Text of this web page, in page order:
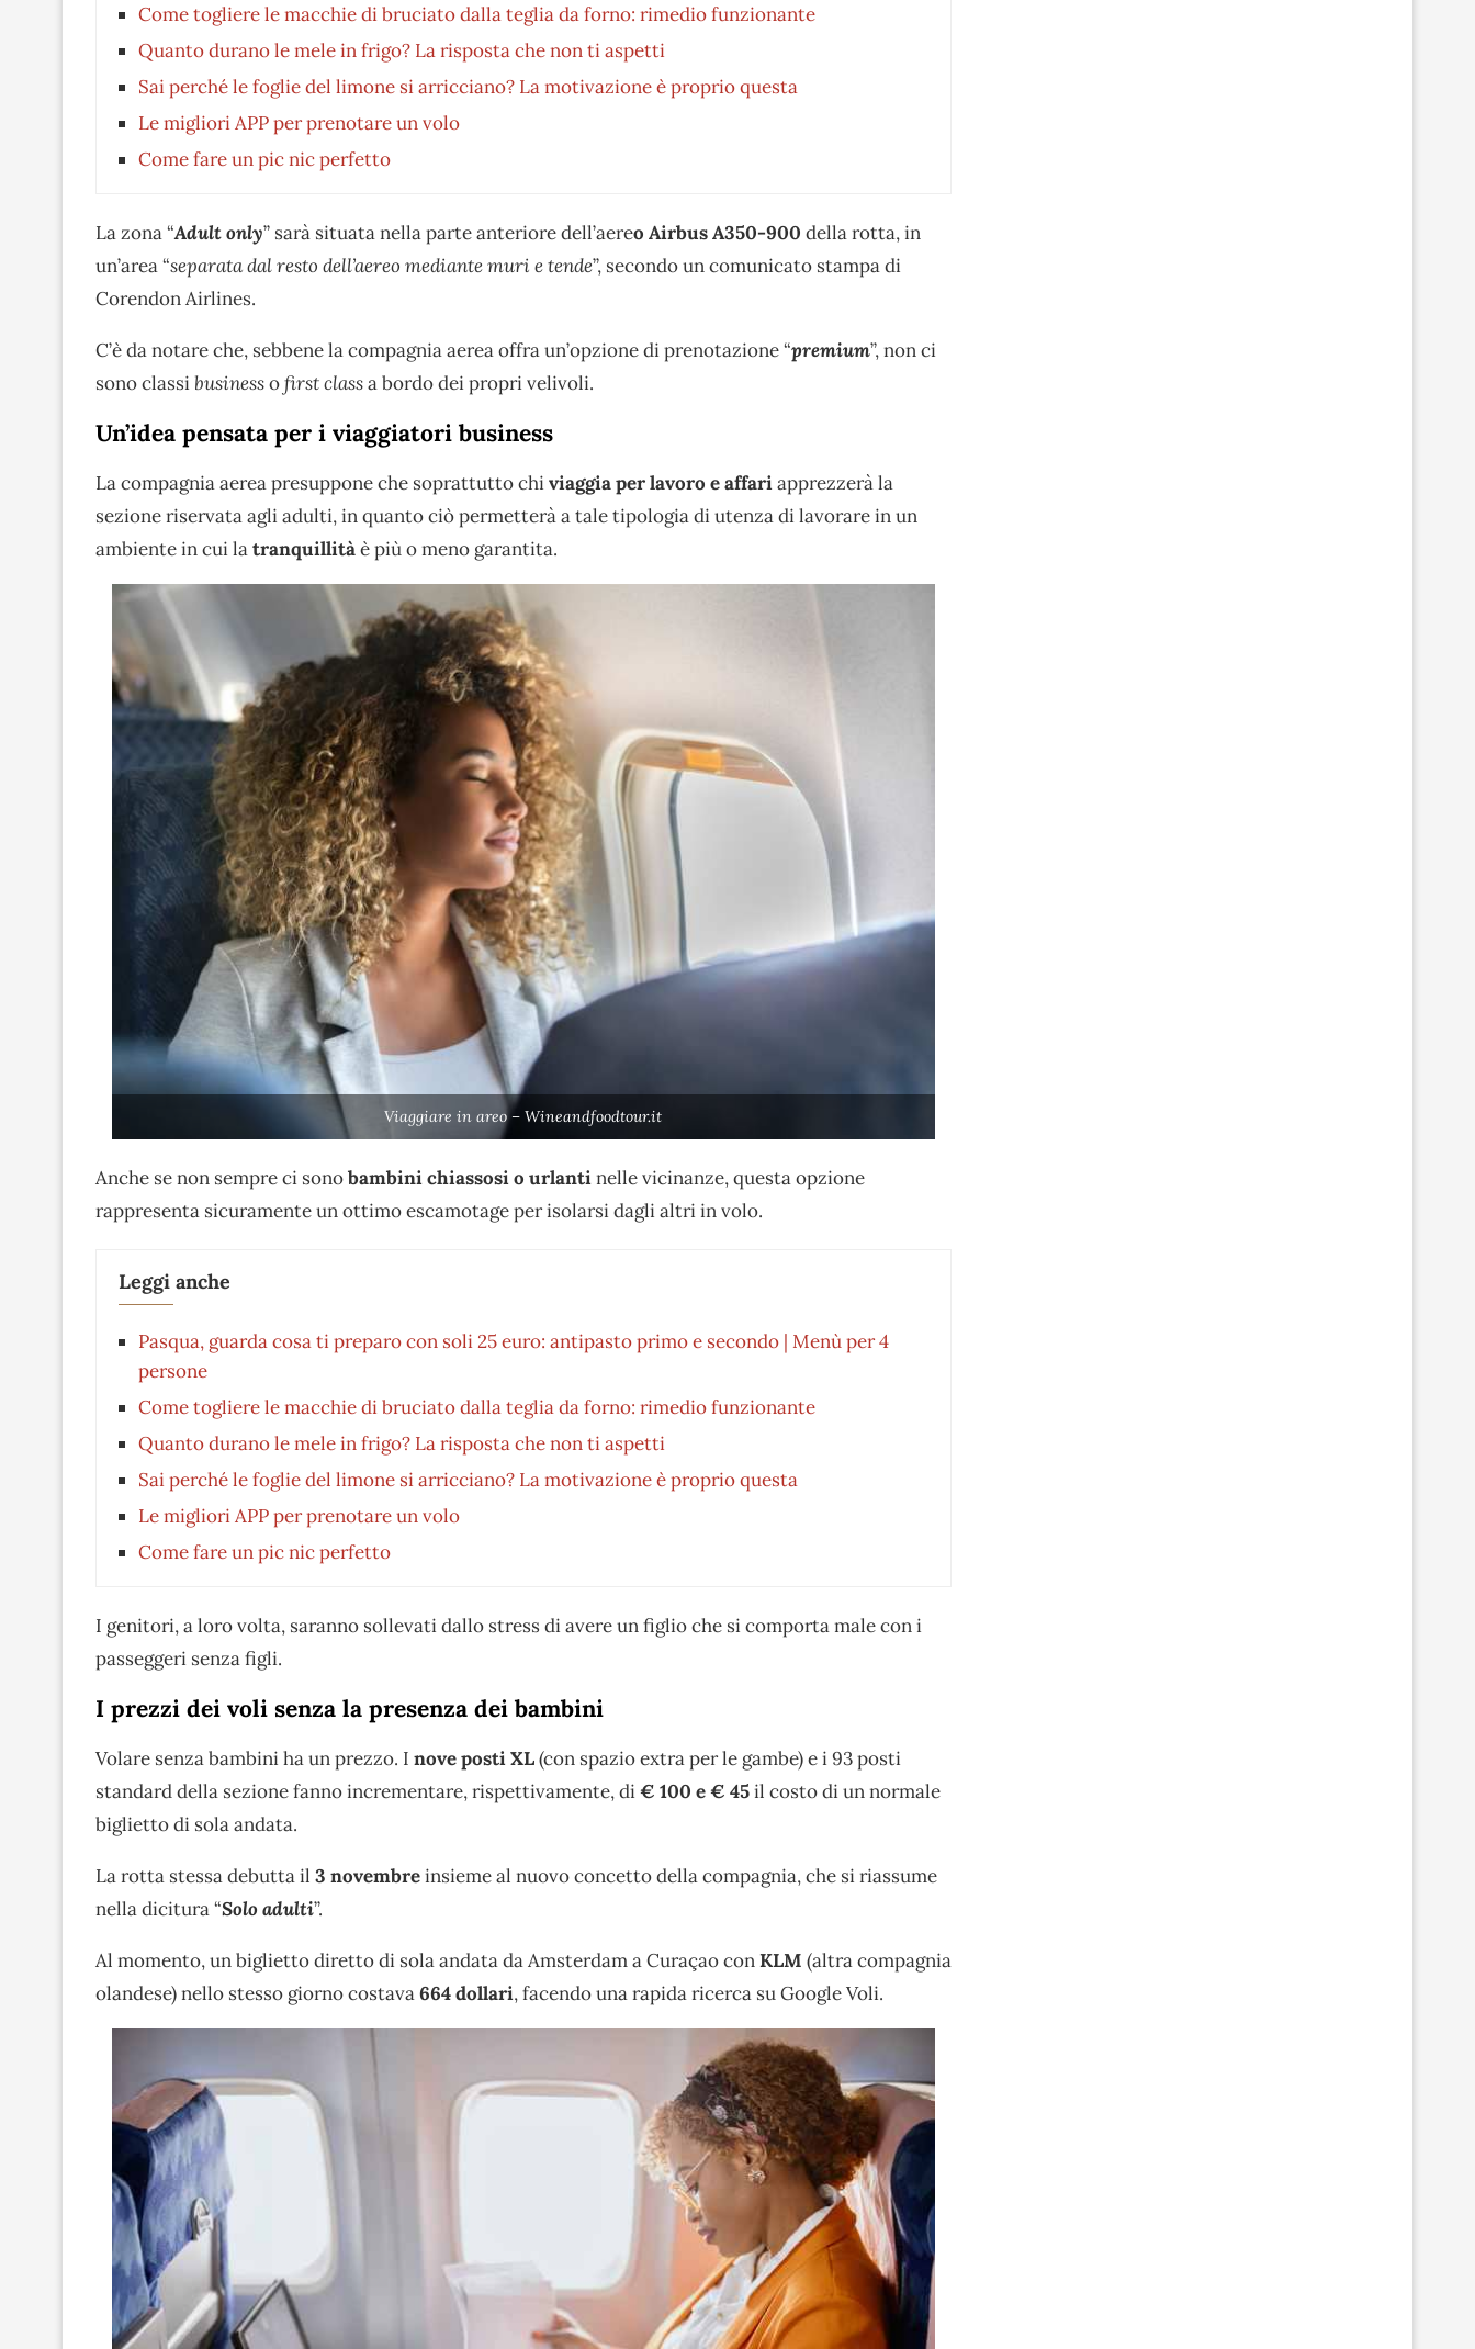
Come togliere le macchie di bruciato dalla teglia da forno: rimedio funzionante
Quanto durano le mele in frigo? La risposta che non ti aspetti
Sai perché le foglie del limone si arricciano? La motivazione è proprio questa
Le migliori APP per prenotare un volo
Come fare un pic nic perfetto
La zona “Adult only” sarà situata nella parte anteriore dell’aereo Airbus A350-900 della rotta, in
un’area “separata dal resto dell’aereo mediante muri e tende”, secondo un comunicato stampa di
Corendon Airlines.
C’è da notare che, sebbene la compagnia aerea offra un’opzione di prenotazione “premium”, non ci
sono classibusinessofirst classa bordo dei propri velivoli.
Un’idea pensata per i viaggiatori business
La compagnia aerea presuppone che soprattutto chiviaggia per lavoro e affariapprezzerà la
sezione riservata agli adulti, in quanto ciò permetterà a tale tipologia di utenza di lavorare in un
ambiente in cui latranquillitàè più o meno garantita.
Viaggiare in areo – Wineandfoodtour.it
Anche se non sempre ci sonobambini chiassosi o urlantinelle vicinanze, questa opzione
rappresenta sicuramente un ottimo escamotage per isolarsi dagli altri in volo.
Leggi anche
Pasqua, guarda cosa ti preparo con soli 25 euro: antipasto primo e secondo | Menù per 4
persone
Come togliere le macchie di bruciato dalla teglia da forno: rimedio funzionante
Quanto durano le mele in frigo? La risposta che non ti aspetti
Sai perché le foglie del limone si arricciano? La motivazione è proprio questa
Le migliori APP per prenotare un volo
Come fare un pic nic perfetto
I genitori, a loro volta, saranno sollevati dallo stress di avere un figlio che si comporta male con i
passeggeri senza figli.
I prezzi dei voli senza la presenza dei bambini
Volare senza bambini ha un prezzo. I nove posti XL(con spazio extra per le gambe) e i 93 posti
standard della sezione fanno incrementare, rispettivamente, di€ 100 e € 45il costo di un normale
biglietto di sola andata.
La rotta stessa debutta il 3 novembreinsieme al nuovo concetto della compagnia, che si riassume
nella dicitura “Solo adulti”.
Al momento, un biglietto diretto di sola andata da Amsterdam a Curaçao conKLM (altra compagnia
olandese) nello stesso giorno costava664 dollari, facendo una rapida ricerca su Google Voli.